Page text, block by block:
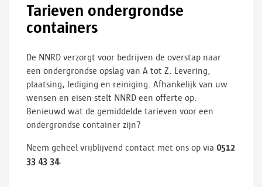
Tarieven ondergrondse
containers
De NNRD verzorgt voor bedrijven de overstap naar
een ondergrondse opslag van A tot Z. Levering,
plaatsing, lediging en reiniging. Afhankelijk van uw
wensen en eisen stelt NNRD een offerte op.
Benieuwd wat de gemiddelde tarieven voor een
ondergrondse container zijn?
Neem geheel vrijblijvend contact met ons op via 0512
33 43 34.